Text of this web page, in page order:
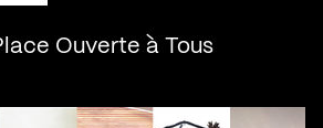
Ouverte à Tous